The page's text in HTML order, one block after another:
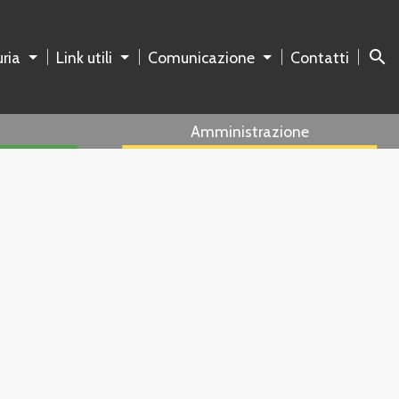
Link utili Comunicazione Contatti search
Amministrazione